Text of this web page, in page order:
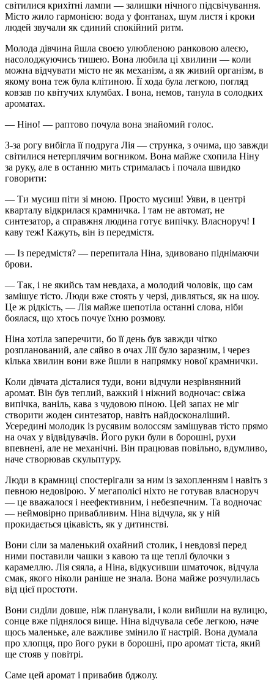
світилися крихітні лампи — залишки нічного підсвічування.
Місто жило гармонією: вода у фонтанах, шум листя і кроки
людей звучали як єдиний спокійний ритм.
Молода дівчина йшла своєю улюбленою ранковою алеєю,
насолоджуючись тишею. Вона любила ці хвилини — коли
можна відчувати місто не як механізм, а як живий організм, в
якому вона теж була клітиною. Її хода була легкою, погляд
ковзав по квітучих клумбах. І вона, немов, танула в солодких
ароматах.
— Ніно! — раптово почула вона знайомий голос.
З-за рогу вибігла її подруга Лія — струнка, з очима, що завжди
світилися нетерплячим вогником. Вона майже схопила Ніну
за руку, але в останню мить стрималась і почала швидко
говорити:
— Ти мусиш піти зі мною. Просто мусиш! Уяви, в центрі
кварталу відкрилася крамничка. І там не автомат, не
синтезатор, а справжня людина готує випічку. Власноруч! І
каву теж! Кажуть, він із передмістя.
— Із передмістя? — перепитала Ніна, здивовано піднімаючи
брови.
— Так, і не якийсь там невдаха, а молодий чоловік, що сам
замішує тісто. Люди вже стоять у черзі, дивляться, як на шоу.
Це ж рідкість, — Лія майже шепотіла останні слова, ніби
боялася, що хтось почує їхню розмову.
Ніна хотіла заперечити, бо її день був завжди чітко
розпланований, але сяйво в очах Лії було заразним, і через
кілька хвилин вони вже йшли в напрямку нової крамнички.
Коли дівчата дісталися туди, вони відчули незрівнянний
аромат. Він був теплий, важкий і ніжний водночас: свіжа
випічка, ваніль, кава з чудовою піною. Цей запах не міг
створити жоден синтезатор, навіть найдосконаліший.
Усередині молодик із русявим волоссям замішував тісто прямо
на очах у відвідувачів. Його руки були в борошні, рухи
впевнені, але не механічні. Він працював повільно, вдумливо,
наче створював скульптуру.
Люди в крамниці спостерігали за ним із захопленням і навіть з
певною недовірою. У мегаполісі ніхто не готував власноруч
— це вважалося і неефективним, і небезпечним. Та водночас
— неймовірно привабливим. Ніна відчула, як у ній
прокидається цікавість, як у дитинстві.
Вони сіли за маленький охайний столик, і невдовзі перед
ними поставили чашки з кавою та ще теплі булочки з
карамеллю. Лія сяяла, а Ніна, відкусивши шматочок, відчула
смак, якого ніколи раніше не знала. Вона майже розчулилась
від цієї простоти.
Вони сиділи довше, ніж планували, і коли вийшли на вулицю,
сонце вже піднялося вище. Ніна відчувала себе легкою, наче
щось маленьке, але важливе змінило її настрій. Вона думала
про хлопця, про його руки в борошні, про аромат тіста, який
ще стояв у повітрі.
Саме цей аромат і привабив бджолу.